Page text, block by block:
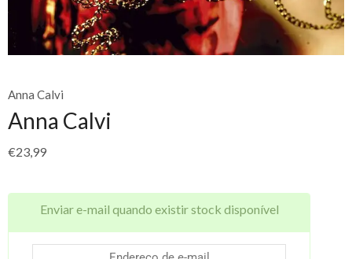
Anna Calvi
Anna Calvi
€23,99
Enviar e-mail quando existir stock disponível